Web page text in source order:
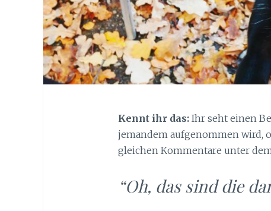
Kennt ihr das:Ihr seht einen
jemandem aufgenommen wird,
gleichen Kommentare unter
“Oh, das sind die